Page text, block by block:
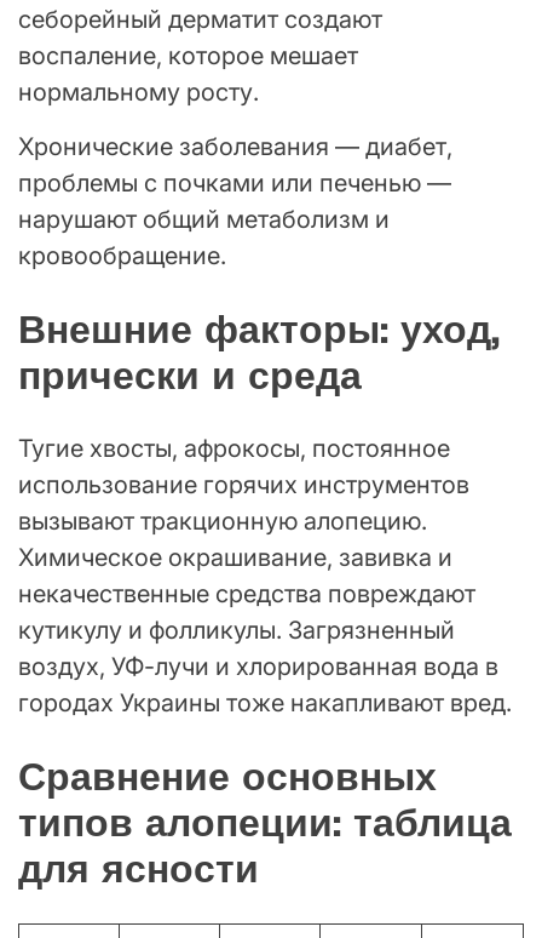
себорейный дерматит создают
воспаление, которое мешает
нормальному росту.
Хронические заболевания — диабет,
проблемы с почками или печенью —
нарушают общий метаболизм и
кровообращение.
Внешние факторы: уход,
прически и среда
Тугие хвосты, афрокосы, постоянное
использование горячих инструментов
вызывают тракционную алопецию.
Химическое окрашивание, завивка и
некачественные средства повреждают
кутикулу и фолликулы. Загрязненный
воздух, УФ-лучи и хлорированная вода в
городах Украины тоже накапливают вред.
Сравнение основных
типов алопеции: таблица
для ясности